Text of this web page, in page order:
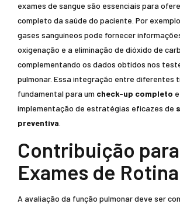
exames de sangue são essenciais para
completo da saúde do paciente. Por
gases sanguíneos pode fornecer
oxigenação e a eliminação de dióxido de
complementando os dados obtidos nos
pulmonar. Essa integração entre diferentes
fundamental para um check-up completo
implementação de estratégias eficazes de
preventiva
Contribuição para
Exames de Rotina
A avaliação da função pulmonar deve ser